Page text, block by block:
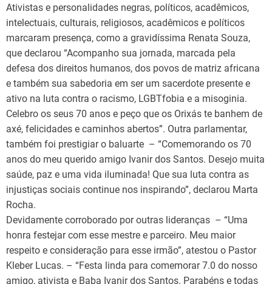
Ativistas e personalidades negras, políticos, acadêmicos,
intelectuais, culturais, religiosos, acadêmicos e políticos
marcaram presença, como a gravidíssima Renata Souza,
que declarou “Acompanho sua jornada, marcada pela
defesa dos direitos humanos, dos povos de matriz africana
e também sua sabedoria em ser um sacerdote presente e
ativo na luta contra o racismo, LGBTfobia e a misoginia.
Celebro os seus 70 anos e peço que os Orixás te banhem de
axé, felicidades e caminhos abertos”. Outra parlamentar,
também foi prestigiar o baluarte – “Comemorando os 70
anos do meu querido amigo Ivanir dos Santos. Desejo muita
saúde, paz e uma vida iluminada! Que sua luta contra as
injustiças sociais continue nos inspirando”, declarou Marta
Rocha.
Devidamente corroborado por outras lideranças – “Uma
honra festejar com esse mestre e parceiro. Meu maior
respeito e consideração para esse irmão”, atestou o Pastor
Kleber Lucas. – “Festa linda para comemorar 7.0 do nosso
amigo, ativista e Baba Ivanir dos Santos. Parabéns e todas